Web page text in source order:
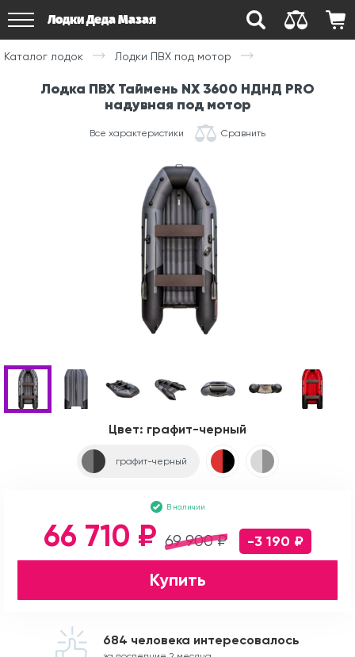
Лодки Деда Мазая
Каталог лодок Лодки ПВХ под мотор
Лодка ПВХ Таймень NX 3600 НДНД PRO
надувная под мотор
Все характеристики Сравнить
Цвет: графит-черный
графит-черный
В наличии
69 900 ₽
66 710 ₽ -3 190 ₽
Купить
684 человека интересовалось